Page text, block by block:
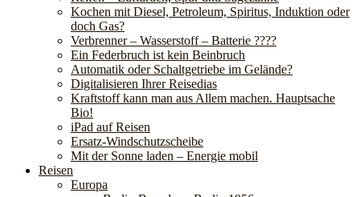
Kochen mit Diesel, Petroleum, Spiritus, Induktion oder
doch Gas?
Verbrenner – Wasserstoff – Batterie ????
Ein Federbruch ist kein Beinbruch
Automatik oder Schaltgetriebe im Gelände?
Digitalisieren Ihrer Reisedias
Kraftstoff kann man aus Allem machen. Hauptsache
Bio!
iPad auf Reisen
Ersatz-Windschutzscheibe
Mit der Sonne laden – Energie mobil
Reisen
Europa